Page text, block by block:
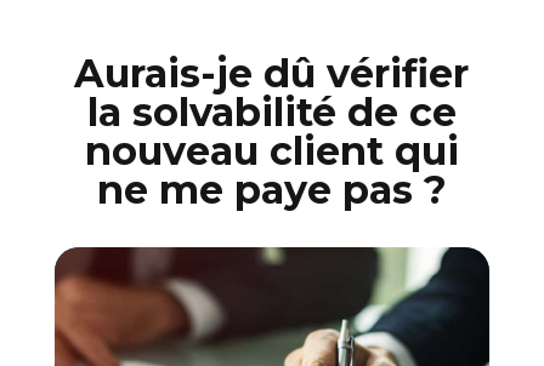
Aurais-je dû vérifier
la solvabilité de ce
nouveau client qui
ne me paye pas ?